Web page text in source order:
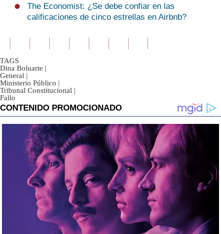
The Economist: ¿Se debe confiar en las
calificaciones de cinco estrellas en Airbnb?
TAGS
Dina Boluarte |
General |
Ministerio Público |
Tribunal Constitucional |
Fallo